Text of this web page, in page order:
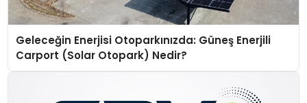
Geleceğin Enerjisi Otoparkınızda: Güneş Enerjili
Carport (Solar Otopark) Nedir?